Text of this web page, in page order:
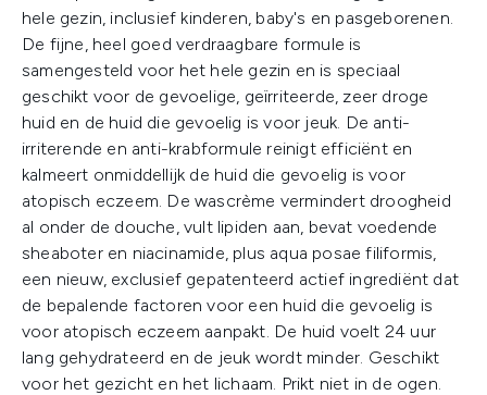
hele gezin, inclusief kinderen, baby's en pasgeborenen.
De fijne, heel goed verdraagbare formule is
samengesteld voor het hele gezin en is speciaal
geschikt voor de gevoelige, geïrriteerde, zeer droge
huid en de huid die gevoelig is voor jeuk. De anti-
irriterende en anti-krabformule reinigt efficiënt en
kalmeert onmiddellijk de huid die gevoelig is voor
atopisch eczeem. De wascrème vermindert droogheid
al onder de douche, vult lipiden aan, bevat voedende
sheaboter en niacinamide, plus aqua posae filiformis,
een nieuw, exclusief gepatenteerd actief ingrediënt dat
de bepalende factoren voor een huid die gevoelig is
voor atopisch eczeem aanpakt. De huid voelt 24 uur
lang gehydrateerd en de jeuk wordt minder. Geschikt
voor het gezicht en het lichaam. Prikt niet in de ogen.